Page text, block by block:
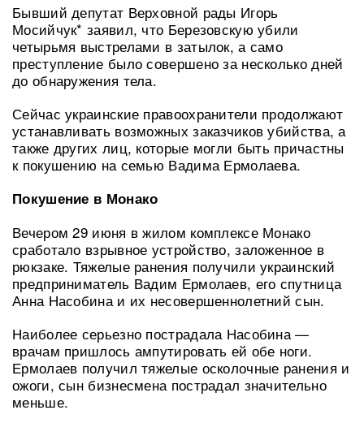
Бывший депутат Верховной рады Игорь
Мосийчук* заявил, что Березовскую убили
четырьмя выстрелами в затылок, а само
преступление было совершено за несколько дней
до обнаружения тела.
Сейчас украинские правоохранители продолжают
устанавливать возможных заказчиков убийства, а
также других лиц, которые могли быть причастны
к покушению на семью Вадима Ермолаева.
Покушение в Монако
Вечером 29 июня в жилом комплексе Монако
сработало взрывное устройство, заложенное в
рюкзаке. Тяжелые ранения получили украинский
предприниматель Вадим Ермолаев, его спутница
Анна Насобина и их несовершеннолетний сын.
Наиболее серьезно пострадала Насобина —
врачам пришлось ампутировать ей обе ноги.
Ермолаев получил тяжелые осколочные ранения и
ожоги, сын бизнесмена пострадал значительно
меньше.